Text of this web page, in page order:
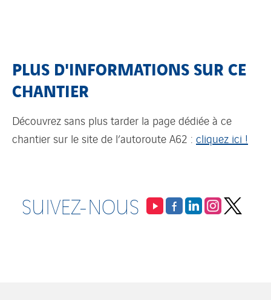
PLUS D'INFORMATIONS SUR CE
CHANTIER
Découvrez sans plus tarder la page dédiée à ce
chantier sur le site de l’autoroute A62 : cliquez ici !
SUIVEZ-NOUS